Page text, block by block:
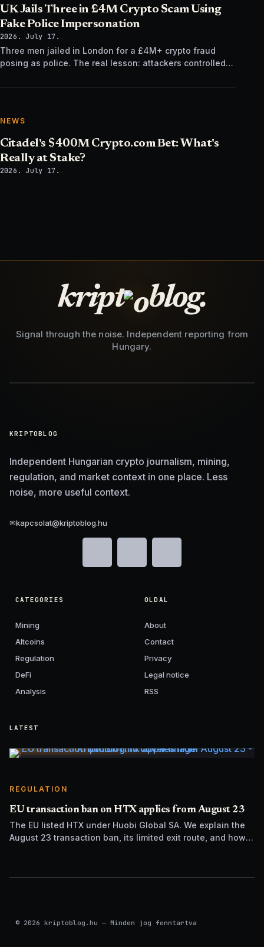
UK Jails Three in £4M Crypto Scam Using
Fake Police Impersonation
2026. July 17.
Three men jailed in London for a £4M+ crypto fraud
posing as police. The real lesson: attackers controlled
NEWS
Citadel's $400M Crypto.com Bet: What's
Really at Stake?
2026. July 17.
kript blog.
Signal through the noise. Independent reporting from
Hungary.
KRIPTOBLOG
Independent Hungarian crypto journalism, mining,
regulation, and market context in one place. Less
noise, more useful context.
✉kapcsolat@kriptoblog.hu
CATEGORIES
Mining
Altcoins
Regulation
DeFi
Analysis
OLDAL
About
Contact
Privacy
Legal notice
RSS
LATEST
REGULATION
EU transaction ban on HTX applies from August 23
The EU listed HTX under Huobi Global SA. We explain the
August 23 transaction ban, its limited exit route, and how it
© 2026 kriptoblog.hu — Minden jog fenntartva